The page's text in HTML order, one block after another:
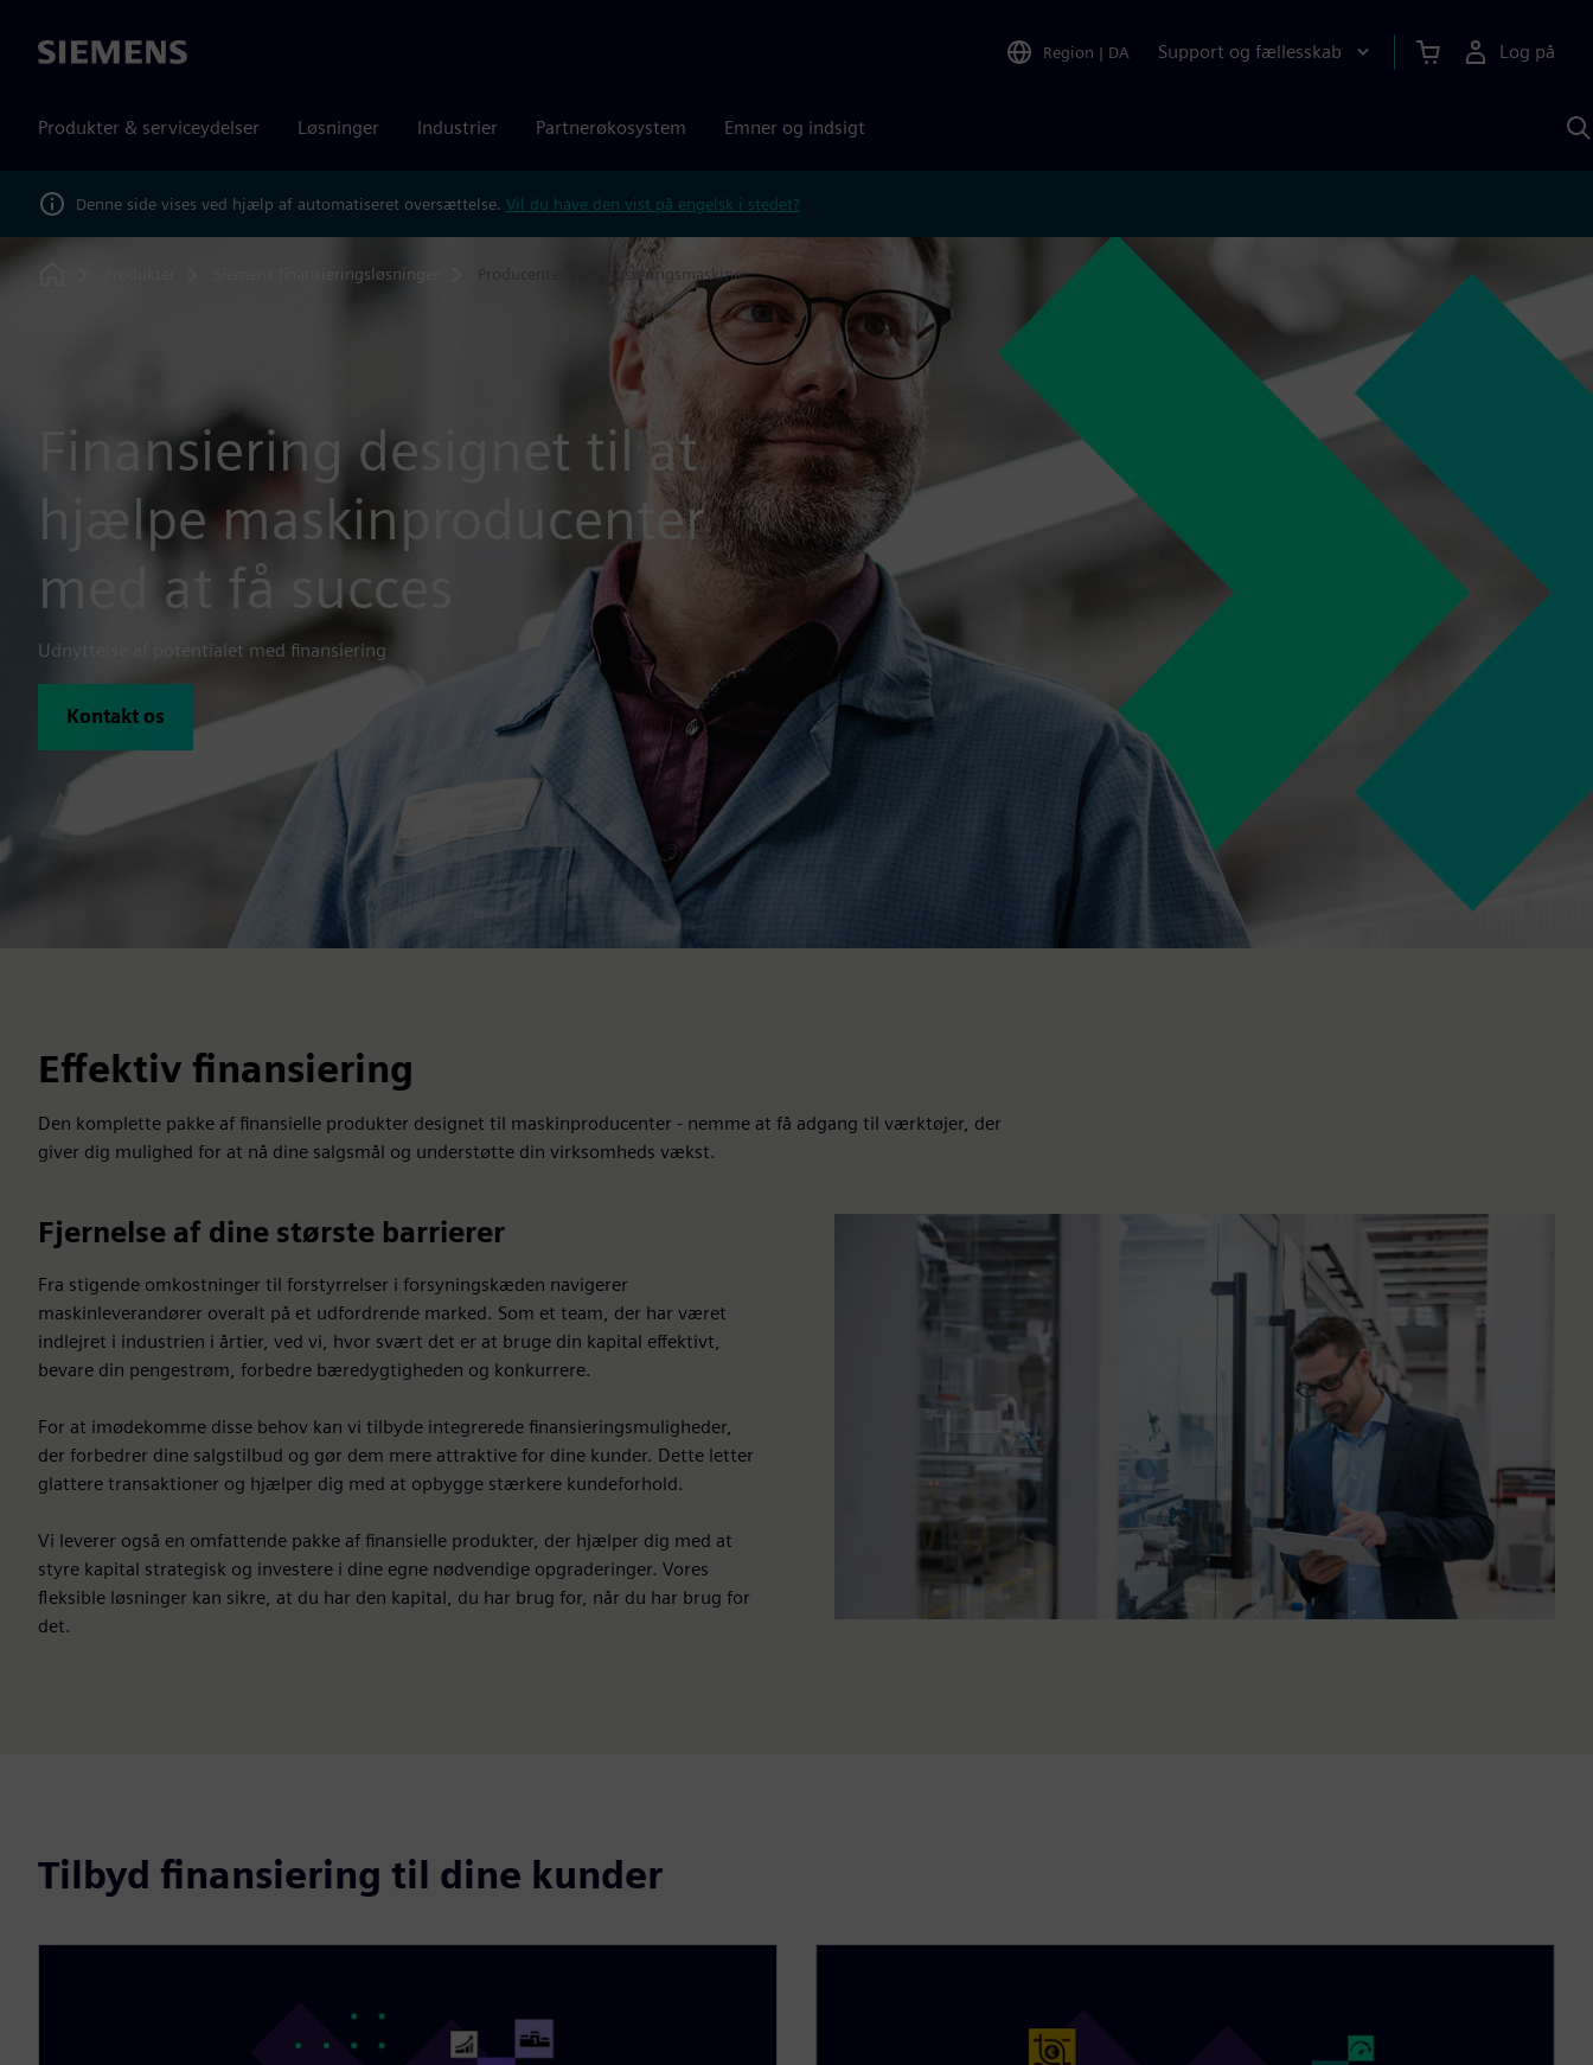
Siemens Region | DA Support og fællesskab Log på
Produkter & serviceydelser Løsninger Industrier Partnerøkosystem Emner og indsigt
Denne side vises ved hjælp af automatiseret oversættelse. Vil du have den vist på engelsk i stedet?
Siemens finansieringsløsninger Producenter af finansieringsmaskiner
Finansiering designet til at
hjælpe maskinproducenter
med at få succes
Udnyttelse af potentialet med finansiering
Kontakt os
Effektiv finansiering
Den komplette pakke af finansielle produkter designet til maskinproducenter - nemme at få adgang til værktøjer, der
giver dig mulighed for at nå dine salgsmål og understøtte din virksomheds vækst.
Fjernelse af dine største barrierer
Fra stigende omkostninger til forstyrrelser i forsyningskæden navigerer
maskinleverandører overalt på et udfordrende marked. Som et team, der har været
indlejret i industrien i årtier, ved vi, hvor svært det er at bruge din kapital effektivt,
bevare din pengestrøm, forbedre bæredygtigheden og konkurrere.
For at imødekomme disse behov kan vi tilbyde integrerede finansieringsmuligheder,
der forbedrer dine salgstilbud og gør dem mere attraktive for dine kunder. Dette letter
glattere transaktioner og hjælper dig med at opbygge stærkere kundeforhold.
Vi leverer også en omfattende pakke af finansielle produkter, der hjælper dig med at
styre kapital strategisk og investere i dine egne nødvendige opgraderinger. Vores
fleksible løsninger kan sikre, at du har den kapital, du har brug for, når du har brug for
det.
Tilbyd finansiering til dine kunder